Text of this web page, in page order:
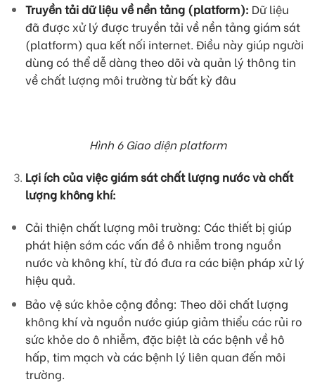
Truyền tải dữ liệu về nền tảng (platform): Dữ liệu
đã được xử lý được truyền tải về nền tảng giám sát
(platform) qua kết nối internet. Điều này giúp người
dùng có thể dễ dàng theo dõi và quản lý thông tin
về chất lượng môi trường từ bất kỳ đâu
Hình 6 Giao diện platform
Lợi ích của việc giám sát chất lượng nước và chất
lượng không khí:
Cải thiện chất lượng môi trường: Các thiết bị giúp
phát hiện sớm các vấn đề ô nhiễm trong nguồn
nước và không khí, từ đó đưa ra các biện pháp xử lý
hiệu quả.
Bảo vệ sức khỏe cộng đồng: Theo dõi chất lượng
không khí và nguồn nước giúp giảm thiểu các rủi ro
sức khỏe do ô nhiễm, đặc biệt là các bệnh về hô
hấp, tim mạch và các bệnh lý liên quan đến môi
trường.